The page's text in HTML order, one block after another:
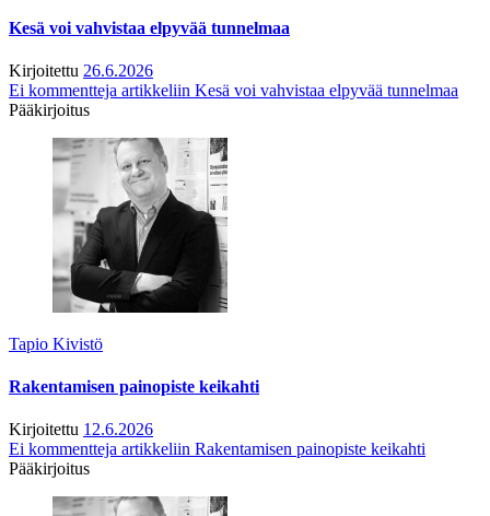
Kesä voi vahvistaa elpyvää tunnelmaa
Kirjoitettu 26.6.2026
Ei kommentteja artikkeliin Kesä voi vahvistaa elpyvää tunnelmaa
Pääkirjoitus
Tapio Kivistö
Rakentamisen painopiste keikahti
Kirjoitettu 12.6.2026
Ei kommentteja artikkeliin Rakentamisen painopiste keikahti
Pääkirjoitus